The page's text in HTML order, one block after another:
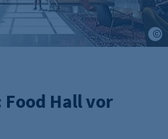
Hall vor